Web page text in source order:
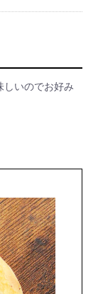
しいのでお好み